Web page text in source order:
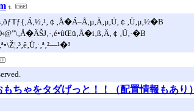
￠‚Å�Á–Å‚µ‚Ä‚µ‚Ü‚￠‚Ü‚µ‚½�B
￠‚Ü‚·�B
ちゃをタダげっと！！（配置情報もあり）